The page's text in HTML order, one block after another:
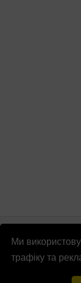
Ми
трафіку та
© Патріоти України